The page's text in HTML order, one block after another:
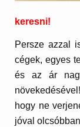
keresni!
Persze azzal
cégek, egyes
és az ár
hogy ne
jóval